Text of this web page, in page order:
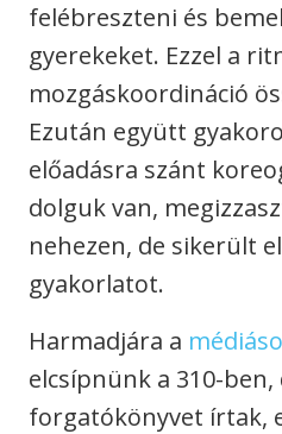
felébreszteni és
gyerekeket. Ezzel a
mozgáskoordináció
Ezután együtt
előadásra szánt
dolguk van,
nehezen, de sikerült
gyakorlatot.
Harmadjára a
elcsípnünk a 310-ben,
forgatókönyvet írtak,